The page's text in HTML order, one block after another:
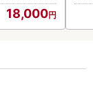
18,000